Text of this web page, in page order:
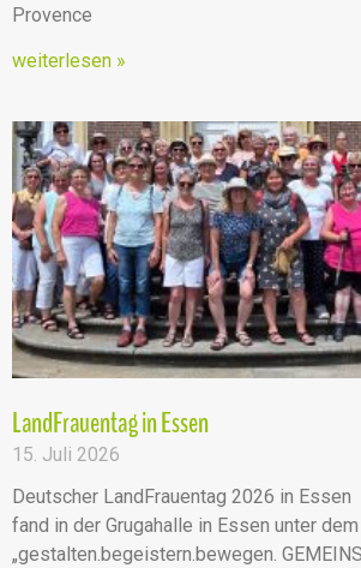
Provence
weiterlesen »
LandFrauentag in Essen
15. Juli 2026
Deutscher LandFrauentag 2026 in
fand in der Grugahalle in Essen unter
„gestalten.begeistern.bewegen.